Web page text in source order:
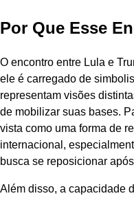
Por Que Esse
O encontro entre Lula e
ele é carregado de
representam visões
de mobilizar suas bases.
vista como uma forma de
internacional,
busca se reposicionar
Além disso, a capacidade